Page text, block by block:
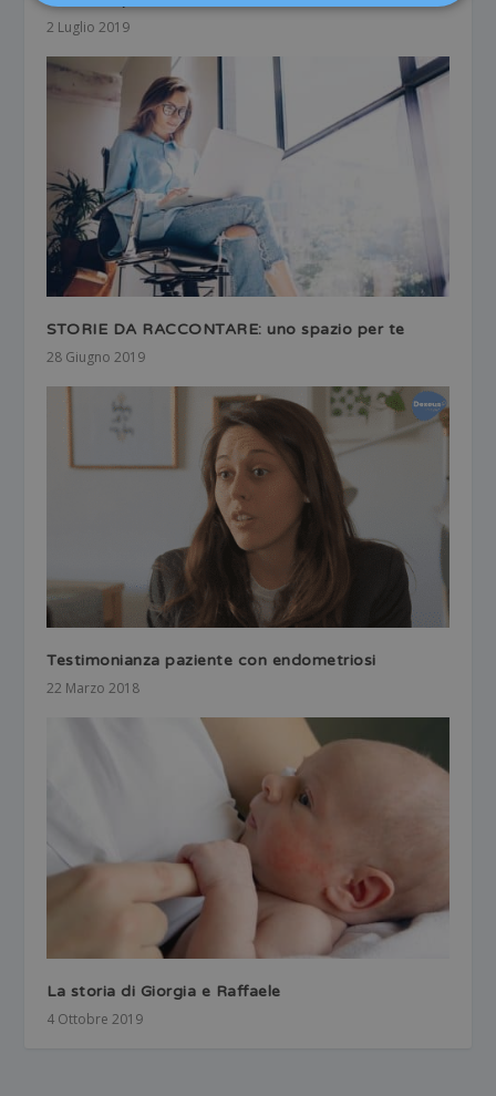
2 Luglio 2019
STORIE DA RACCONTARE: uno spazio per te
28 Giugno 2019
Testimonianza paziente con endometriosi
22 Marzo 2018
La storia di Giorgia e Raffaele
4 Ottobre 2019